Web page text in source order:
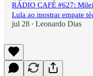
RÁDIO CAFÉ #627:
Lula ao mostrar empate
jul 28 • Leonardo Dias